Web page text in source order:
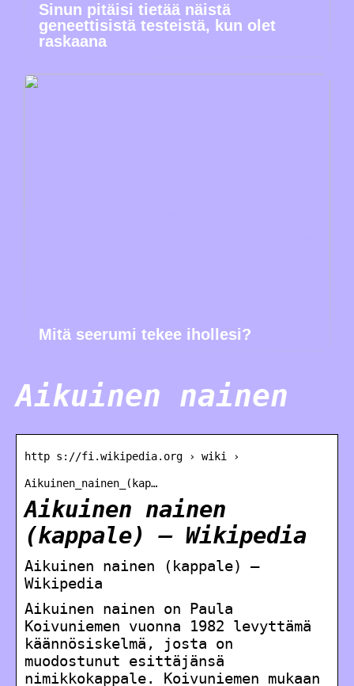
Sinun pitäisi tietää näistä
geneettisistä testeistä, kun olet
raskaana
Mitä seerumi tekee ihollesi?
Aikuinen nainen
http s://fi.wikipedia.org › wiki ›
Aikuinen_nainen_(kap…
Aikuinen nainen
(kappale) – Wikipedia
Aikuinen nainen (kappale) –
Wikipedia
Aikuinen nainen on Paula
Koivuniemen vuonna 1982 levyttämä
käännösiskelmä, josta on
muodostunut esittäjänsä
nimikkokappale. Koivuniemen mukaan